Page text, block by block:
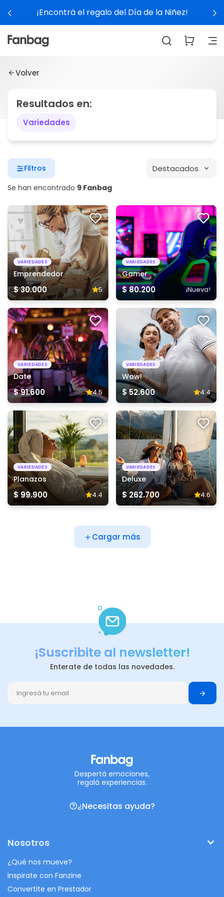
¡Encontrá el regalo del Día de la Niñez!
Volver
Resultados en:
Variedades
Se han encontrado 9 Fanbag
Filtros Destacados
VARIEDADES
Emprendedor
$ 30.000 5
VARIEDADES
Gamer
$ 80.200 ¡Nueva!
VARIEDADES
Date
$ 91.600 4.5
VARIEDADES
Wow!
$ 52.600 4.4
VARIEDADES
Planazos
$ 99.900 4.4
VARIEDADES
Deluxe
$ 262.700 4.6
Cargar más
¡Suscribite al newsletter!
Enterate de todas las novedades.
Despertá emociones,
regalá experiencias.
¿Necesitas ayuda?
Nosotros
¿Qué nos mueve?
Inspirate con Fanzine
Convertite en Prestador